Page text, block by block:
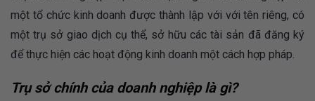
một tổ chức kinh doanh được thành lập với với tên riêng, có
một trụ sở giao dịch cụ thể, sở hữu các tài sản đã đăng ký
để thực hiện các hoạt động kinh doanh một cách hợp pháp.
Trụ sở chính của doanh nghiệp là gì?